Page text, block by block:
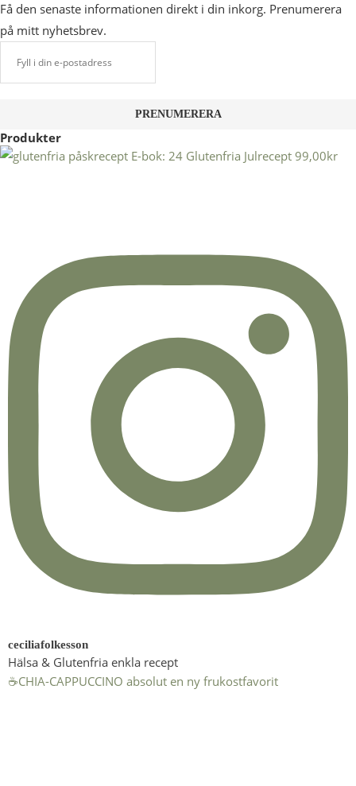
Få den senaste informationen direkt i din inkorg. Prenumerera
på mitt nyhetsbrev.
Produkter
E-bok: 24 Glutenfria Julrecept 99,00kr
ceciliafolkesson
Hälsa & Glutenfria enkla recept
☕️CHIA-CAPPUCCINO absolut en ny frukostfavorit